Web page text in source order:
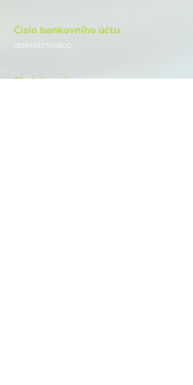
Číslo bankovního účtu
1839438379/0800
Sledujte nás